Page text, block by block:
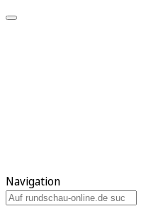
Navigation